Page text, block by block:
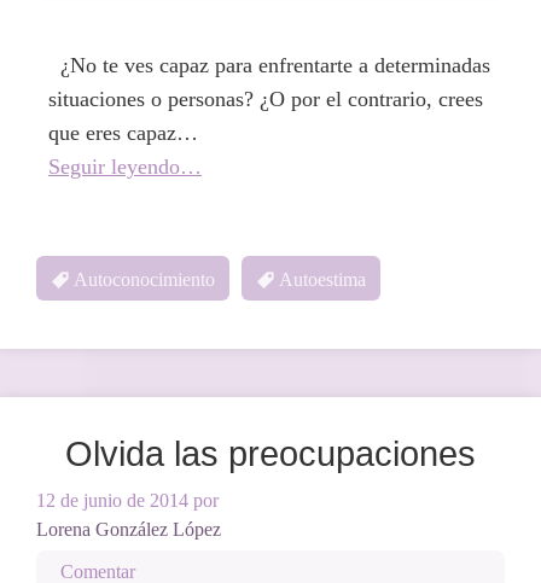
¿No te ves capaz para enfrentarte a determinadas
situaciones o personas? ¿O por el contrario, crees
que eres capaz…
Seguir leyendo…
Autoconocimiento Autoestima
Olvida las preocupaciones
12 de junio de 2014 por
Lorena González López
Comentar